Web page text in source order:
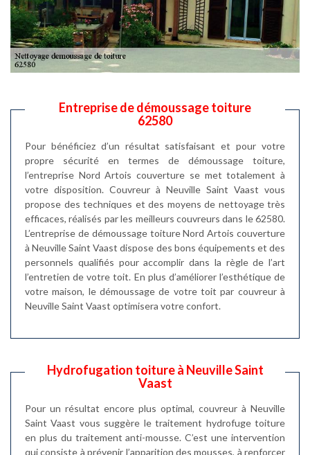
Entreprise de démoussage toiture
62580
Pour bénéficiez d’un résultat satisfaisant et pour votre
propre sécurité en termes de démoussage toiture,
l’entreprise Nord Artois couverture se met totalement à
votre disposition. Couvreur à Neuville Saint Vaast vous
propose des techniques et des moyens de nettoyage très
efficaces, réalisés par les meilleurs couvreurs dans le 62580.
L’entreprise de démoussage toiture Nord Artois couverture
à Neuville Saint Vaast dispose des bons équipements et des
personnels qualifiés pour accomplir dans la règle de l’art
l’entretien de votre toit. En plus d’améliorer l’esthétique de
votre maison, le démoussage de votre toit par couvreur à
Neuville Saint Vaast optimisera votre confort.
Hydrofugation toiture à Neuville Saint
Vaast
Pour un résultat encore plus optimal, couvreur à Neuville
Saint Vaast vous suggère le traitement hydrofuge toiture
en plus du traitement anti-mousse. C’est une intervention
qui consiste à prévenir l’apparition des mousses, à renforcer